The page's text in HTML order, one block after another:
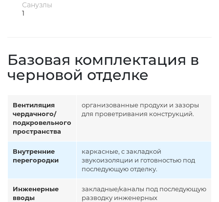
Санузлы
1
Базовая комплектация в
черновой отделке
Вентиляция
чердачного/
подкровельного
пространства
организованные продухи и зазоры
для проветривания конструкций.
Внутренние
перегородки
каркасные, с закладкой
звукоизоляции и готовностью под
последующую отделку.
Инженерные
вводы
закладные/каналы под последующую
разводку инженерных